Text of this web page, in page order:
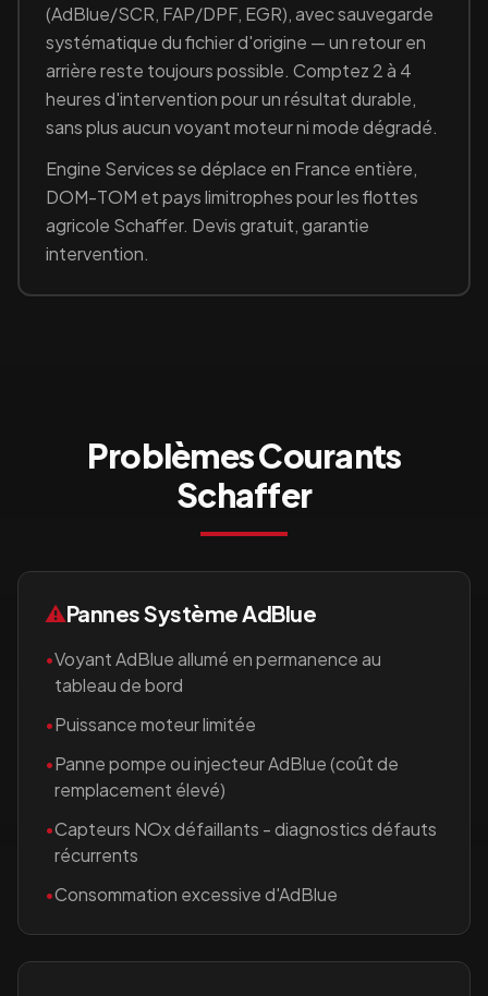
(AdBlue/SCR, FAP/DPF, EGR), avec sauvegarde
systématique du fichier d'origine — un retour en
arrière reste toujours possible. Comptez 2 à 4
heures d'intervention pour un résultat durable,
sans plus aucun voyant moteur ni mode dégradé.
Engine Services se déplace en France entière,
DOM-TOM et pays limitrophes pour les flottes
agricole Schaffer. Devis gratuit, garantie
intervention.
Problèmes Courants
Schaffer
⚠️Pannes Système AdBlue
•Voyant AdBlue allumé en permanence au
tableau de bord
•Puissance moteur limitée
•Panne pompe ou injecteur AdBlue (coût de
remplacement élevé)
•Capteurs NOx défaillants - diagnostics défauts
récurrents
•Consommation excessive d'AdBlue